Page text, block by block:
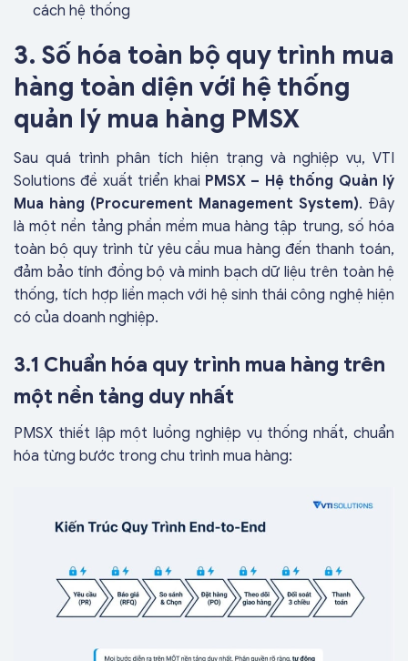
cách hệ thống
3. Số hóa toàn bộ quy trình mua
hàng toàn diện với hệ thống
quản lý mua hàng PMSX
Sau quá trình phân tích hiện trạng và nghiệp vụ, VTI
Solutions đề xuất triển khai PMSX – Hệ thống Quản lý
Mua hàng (Procurement Management System). Đây
là một nền tảng phần mềm mua hàng tập trung, số hóa
toàn bộ quy trình từ yêu cầu mua hàng đến thanh toán,
đảm bảo tính đồng bộ và minh bạch dữ liệu trên toàn hệ
thống, tích hợp liền mạch với hệ sinh thái công nghệ hiện
có của doanh nghiệp.
3.1 Chuẩn hóa quy trình mua hàng trên
một nền tảng duy nhất
PMSX thiết lập một luồng nghiệp vụ thống nhất, chuẩn
hóa từng bước trong chu trình mua hàng: